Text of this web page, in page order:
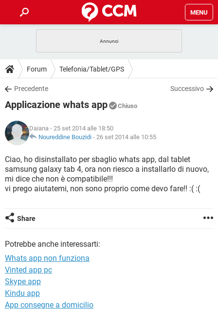
MENU
INTRATTENIMENTO ANDROID
iOS
INSTAGRAM WHATSAPP
TIKTOK
HARDWARE
GUIDE
COVID-19 GAMING
INSTAGRAM
TIKTOK
HARDWARE
DOWNLOAD
COVID-19 GAMING
INTRATTENIMENTO
iOS WINDOWS 10
INSTAGRAM WHATSAPP
TIKTOK FACEBOOK
HARDWARE
FORUM
COVID-19
INTRATTENIMENTO
iOS WINDOWS 10
INSTAGRAM
HARDWARE
GLOSSARIO
COVID-19 GAMING
INTRATTENIMENTO ANDROID
iOS WINDOWS 10
TIKTOK
Forum Telefonia/Tablet/GPS
Precedente Successivo
Applicazione whats app Chiuso
Daiana - 25 set 2014 alle 18:50
Noureddine Bouzidi - 26 set 2014 alle 10:55
Ciao, ho disinstallato per sbaglio whats app, dal tablet
samsung galaxy tab 4, ora non riesco a installarlo di nuovo,
mi dice che non è compatibile!!!
vi prego aiutatemi, non sono proprio come devo fare!! :( :(
Share
Potrebbe anche interessarti:
Whats app non funziona
Vinted app pc
Skype app
Kindu app
App consegne a domicilio